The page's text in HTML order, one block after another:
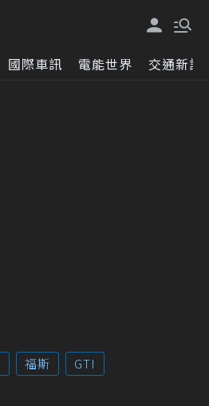
國際車訊 電能世界 交通新訊
福斯
GTI